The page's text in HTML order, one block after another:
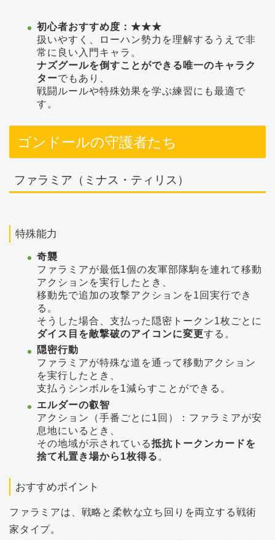
初心者おすすめ度：★★★
扱いやすく、ローハン勢力を理解するうえで非
常に良い入門キャラ。
ナズグールを倒すことができる唯一のキャラク
ターでもあり、
戦闘ルールや特殊効果を学ぶ練習にも最適で
す。
ゴンドールの守護者たち
ファラミア（ミナス・ティリス）
特殊能力
奇襲
ファラミアが最低1個の友軍部隊駒を連れて移動
アクションを実行したとき、
移動先で追加の攻撃アクションを1回実行でき
る。
そうした場合、支払った隠密トークン1枚ごとに
ダイス目を敵撃破のアイコンに変更する。
隠密行動
ファラミアが特殊な道を通って移動アクション
を実行したとき、
支払うシンボルを1減らすことができる。
エルダーの叡智
アクション（手番ごとに1回）：ファラミアが安
息地にいるとき、
その地域が示されている抵抗トークンカードを
捨て札置き場から1枚得る 。
おすすめポイント
ファラミアは、戦略と柔軟な立ち回りを両立する戦術
家タイプ。